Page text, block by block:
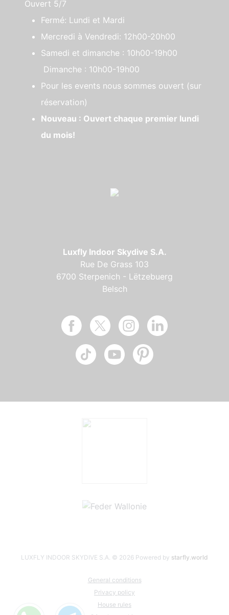
Ouvert 5/7
Fermé: Lundi et Mardi
Mercredi à Vendredi: 12h00-20h00
Samedi et dimanche : 10h00-19h00
Dimanche : 10h00-19h00
Pour les events nous sommes ouvert (sur
réservation)
Nouveau : Ouvert chaque premier lundi
du mois!
Luxfly Indoor Skydive S.A.
Rue De Grass 103
6700 Sterpenich - Lëtzebuerg
Belsch
LUXFLY INDOOR SKYDIVE S.A. © 2026 Powered by starfly.world
General conditions
Privacy policy
House rules